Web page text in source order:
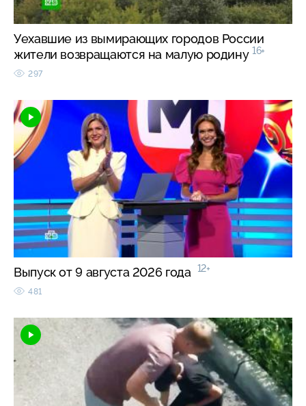
Уехавшие из вымирающих городов России
жители возвращаются на малую родину 16+
297
Выпуск от 9 августа 2026 года 12+
481